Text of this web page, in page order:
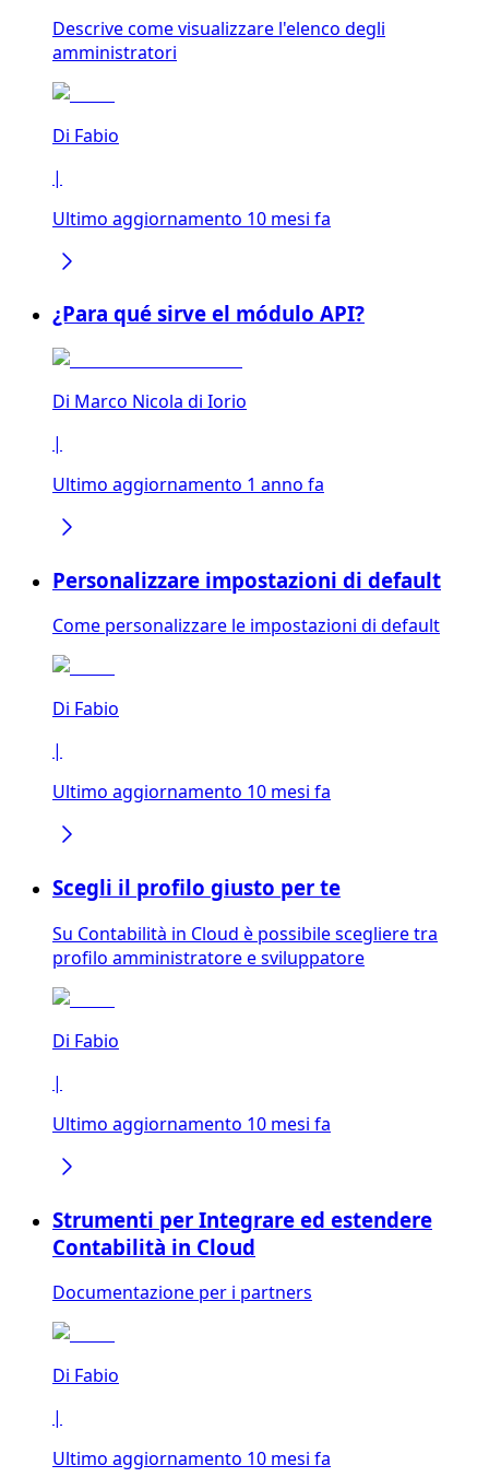
Descrive come visualizzare l'elenco degli
amministratori
Di Fabio
|
Ultimo aggiornamento 10 mesi fa
¿Para qué sirve el módulo API?
Di Marco Nicola di Iorio
|
Ultimo aggiornamento 1 anno fa
Personalizzare impostazioni di default
Come personalizzare le impostazioni di default
Di Fabio
|
Ultimo aggiornamento 10 mesi fa
Scegli il profilo giusto per te
Su Contabilità in Cloud è possibile scegliere tra
profilo amministratore e sviluppatore
Di Fabio
|
Ultimo aggiornamento 10 mesi fa
Strumenti per Integrare ed estendere
Contabilità in Cloud
Documentazione per i partners
Di Fabio
|
Ultimo aggiornamento 10 mesi fa